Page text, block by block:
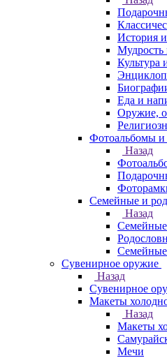
История
Культура
Еда и
Оружие,
Фотоальбомы и
Назад
Семейные и
Назад
Сувенирное оружие
Назад
Сувенирное
Макеты
Назад
Макеты
Мечи